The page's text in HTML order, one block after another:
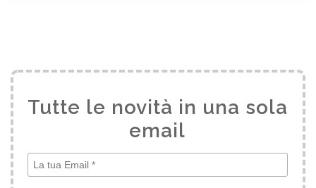
Tutte le novità in una sola
email